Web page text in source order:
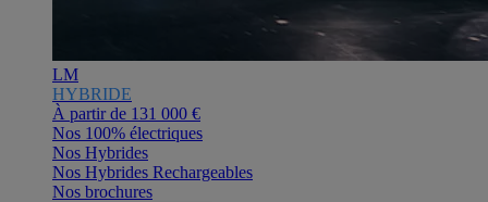
LM
HYBRIDE
À partir de 131 000 €
Nos 100% électriques
Nos Hybrides
Nos Hybrides Rechargeables
Nos brochures